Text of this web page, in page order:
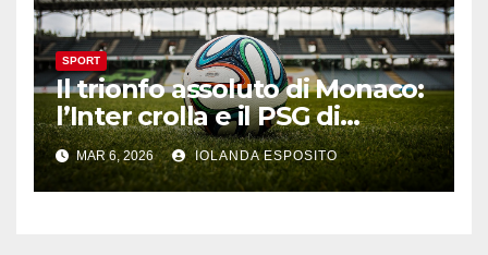
SPORT
Il trionfo assoluto di Monaco:
l’Inter crolla e il PSG di
Vitinha domina l’Europa
MAR 6, 2026 IOLANDA ESPOSITO